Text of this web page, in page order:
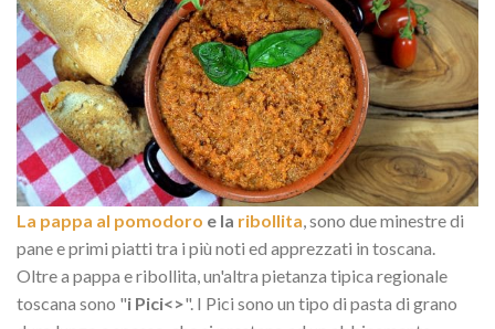
La pappa al pomodoro e la ribollita, sono due minestre di
pane e primi piatti tra i più noti ed apprezzati in toscana.
Oltre a pappa e ribollita, un'altra pietanza tipica regionale
toscana sono "i Pici<>". I Pici sono un tipo di pasta di grano